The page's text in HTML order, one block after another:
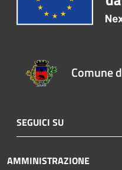
Comune
SEGUICI SU
AMMINISTRAZIONE